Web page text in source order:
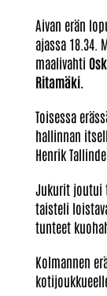
Aivan erän
ajassa 18.34.
maalivahti
Ritamäki.
Toisessa
hallinnan
Henrik
Jukurit joutui
taisteli
tunteet
Kolmannen